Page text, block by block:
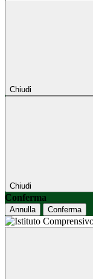
Chiudi
Chiudi
Conferma
Annulla Conferma